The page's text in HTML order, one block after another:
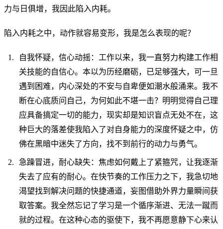
力与日俱增，我因此陷入内耗。
陷入内耗之中，动作就容易变形，我是怎么表现的呢？
自我怀疑，信心动摇：工作以来，我一直努力构建工作相
关技能的自信心。本以为历经磨砺，已足够强大，可一旦
遇到困难，内心深处的不安与自卑便如潮水般涌来。我不
断在心底质问自己，为何如此不堪一击？明明觉得自己理
应具备搞定一切的能力，现实却是知识盲点无处不在，这
种巨大的落差使我陷入了对自身能力的深度怀疑之中，仿
佛在黑暗中迷失了方向，找不到前行的动力与勇气。
急躁冒进，耐心缺失：焦虑如何戴上了紧箍咒，让我逐渐
失去了应有的耐心。在快节奏的工作压力之下，我急切地
渴望找到解决问题的快捷通道，妄图借助外界力量瞬间获
取答案。我全然忘记了学习是一个循序渐进、无法一蹴而
就的过程。在这种心态的驱使下，我不再愿意静下心来认